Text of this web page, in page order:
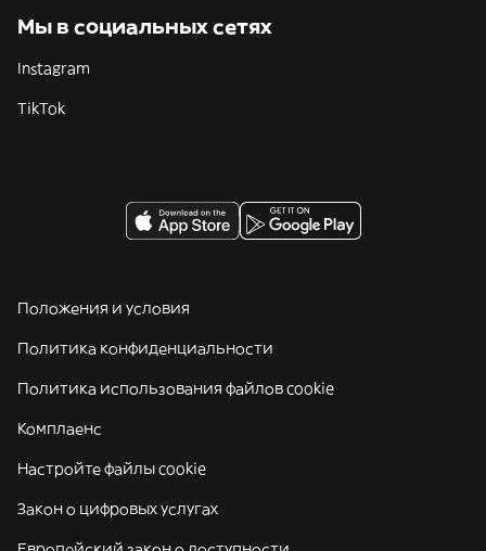
Мы в социальных сетях
Instagram
TikTok
Положения и условия
Политика конфиденциальности
Политика использования файлов cookie
Комплаенс
Настройте файлы cookie
Закон о цифровых услугах